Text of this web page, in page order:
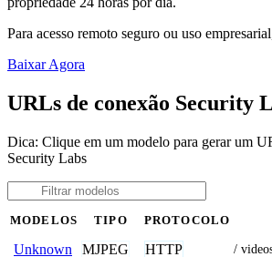
Para acesso remoto seguro ou uso
Baixar Agora
URLs de conexão Security
Dica: Clique em um modelo para gerar um
Security Labs
MODELOS TIPO PROTOCOLO
Unknown MJPEG HTTP /